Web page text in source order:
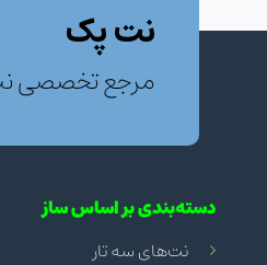
نت پک
مرجع تخصصی
دسته‌بندی بر اساس ساز
نت‌های سه تار